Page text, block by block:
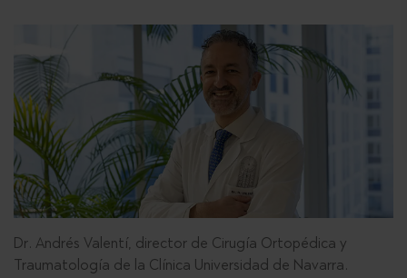
Dr. Andrés Valentí, director de Cirugía Ortopédica y
Traumatología de la Clínica Universidad de Navarra.